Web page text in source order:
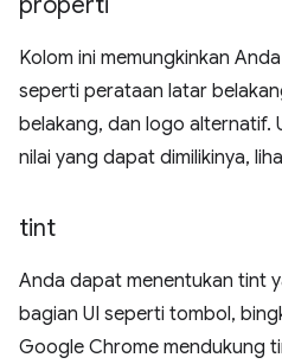
Kolom ini memungkinkan
seperti perataan latar
belakang, dan logo alternatif.
nilai yang dapat dimilikinya,
tint
Anda dapat menentukan tint
bagian UI seperti tombol,
Google Chrome mendukung